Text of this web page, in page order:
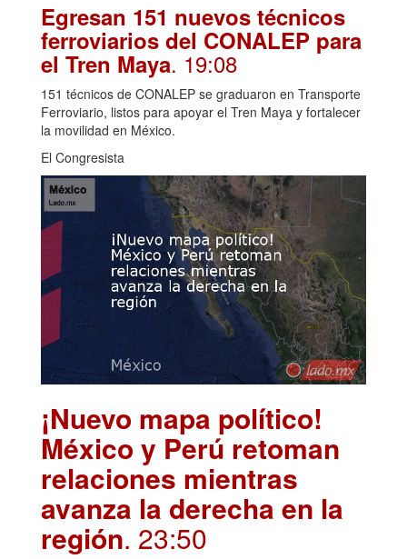
Egresan 151 nuevos técnicos
ferroviarios del CONALEP para
el Tren Maya. 19:08
151 técnicos de CONALEP se graduaron en Transporte
Ferroviario, listos para apoyar el Tren Maya y fortalecer
la movilidad en México.
El Congresista
¡Nuevo mapa político!
México y Perú retoman
relaciones mientras
avanza la derecha en la
región. 23:50